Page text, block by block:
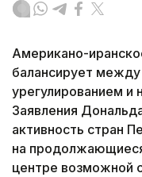
Американо-
балансирует
урегулированием и
Заявления
активность стран
на
центре возможной